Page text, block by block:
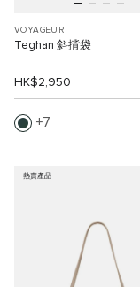
VOYAGEUR
Teghan 斜揹袋
HK$2,950
7
熱賣產品